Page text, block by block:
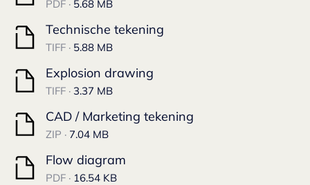
PDF · 5.68 MB
Technische tekening
TIFF · 5.88 MB
Explosion drawing
TIFF · 3.37 MB
CAD / Marketing tekening
ZIP · 7.04 MB
Flow diagram
PDF · 16.54 KB